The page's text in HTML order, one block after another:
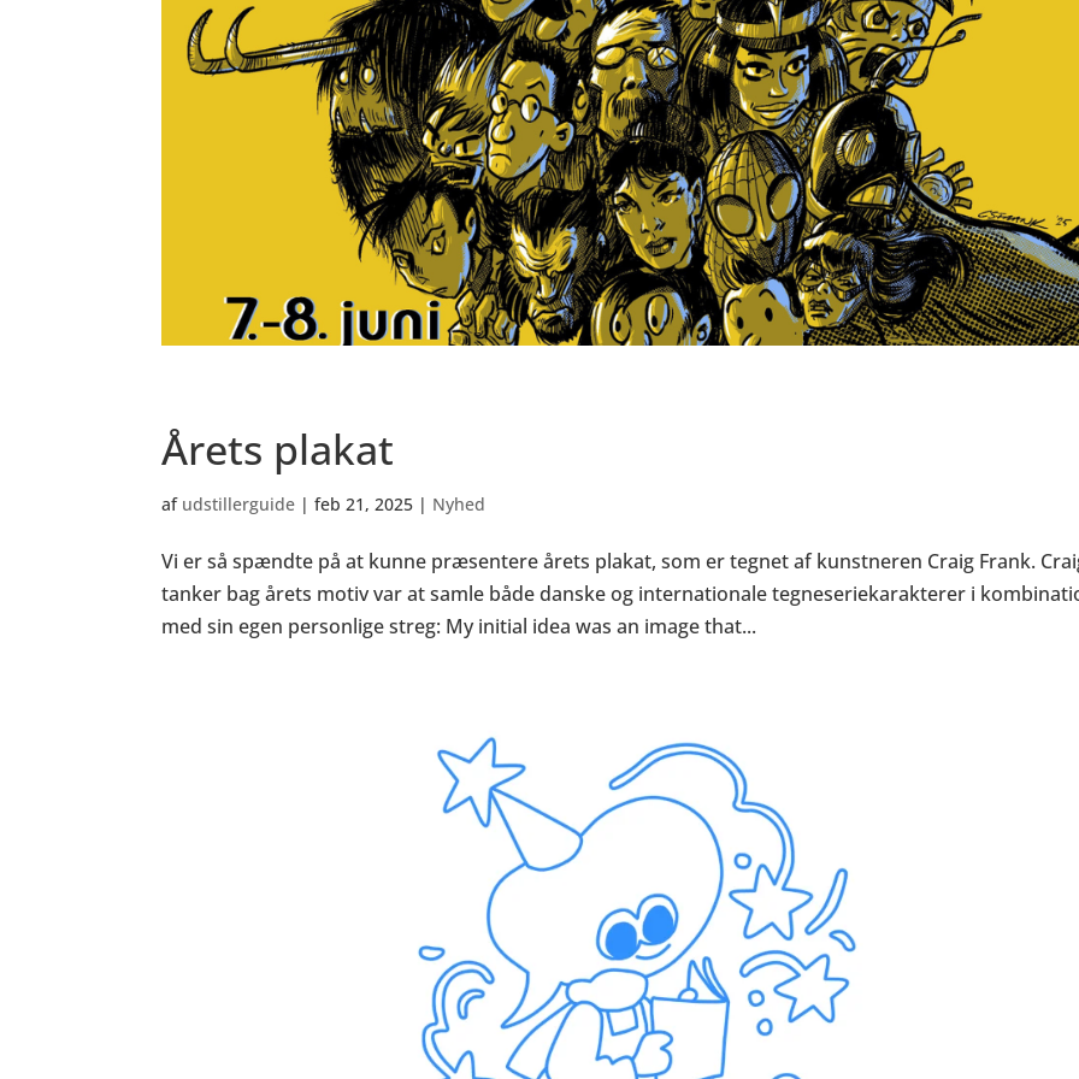
Årets plakat
af udstillerguide |feb 21, 2025 | Nyhed
Vi er så spændte på at kunne præsentere årets plakat, som er tegnet af kunstneren Craig Frank.
tanker bag årets motiv var at samle både danske og internationale tegneseriekarakterer i
med sin egen personlige streg: My initial idea was an image that...